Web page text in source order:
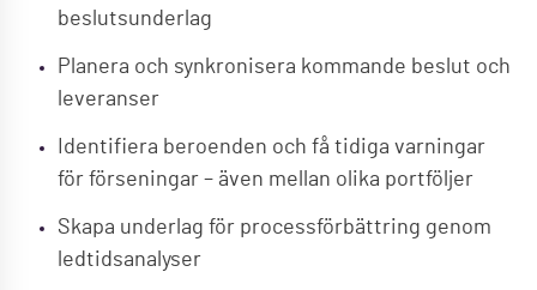
beslutsunderlag
Planera och synkronisera kommande beslut och
leveranser
Identifiera beroenden och få tidiga varningar
för förseningar – även mellan olika portföljer
Skapa underlag för processförbättring genom
ledtidsanalyser